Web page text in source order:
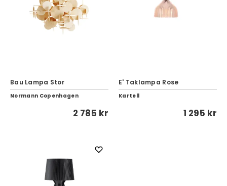
Bau Lampa Stor
Normann Copenhagen
2 785 kr
E' Taklampa Rose
Kartell
1 295 kr